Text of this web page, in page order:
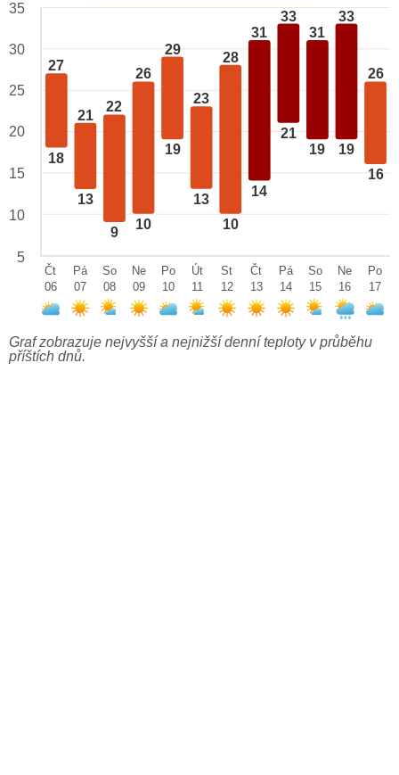
27
18
21
13
22
9
26
10
29
19
23
13
28
10
31
14
33
21
31
19
33
19
26
16
35
30
25
20
15
10
5
Čt
06
Pá
07
So
08
Ne
09
Po
10
Út
11
St
12
Čt
13
Pá
14
So
15
Ne
16
Po
17
Graf zobrazuje nejvyšší a nejnižší denní teploty v průběhu
příštích dnů.